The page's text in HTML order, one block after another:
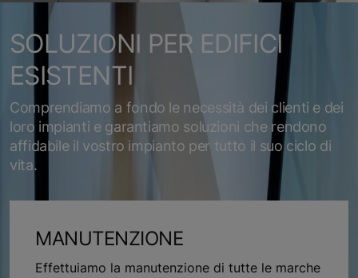
SOLUZIONI PER EDIFICI
ESISTENTI
Comprendiamo a fondo le necessità dei clienti e dei
loro impianti e garantiamo soluzioni che rendono
affidabile il vostro impianto per tutto il suo ciclo di
vita.
MANUTENZIONE
Effettuiamo la manutenzione di tutte le marche